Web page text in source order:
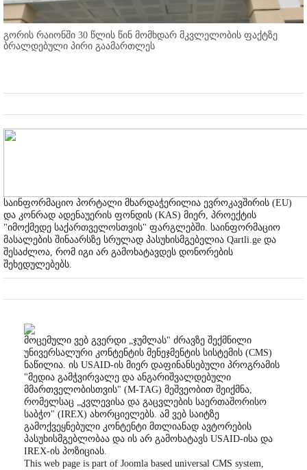
გორის რაიონში 30 წლის წინ მომხდარ მკვლელობის ფაქტზე
ბრალდებული პირი გაამართლეს
საინფორმაციო პორტალი მხარდაჭერილია ევროკავშირის (EU)
და კონრად ადენაუერის ფონდის (KAS) მიერ, პროექტის
"იმოქმედე საქართველოსთვის" ფარგლებში. საინფორმაციო
მასალების შინაარსზე სრულად პასუხისმგებელია Qartli.ge და
შესაძლოა, რომ იგი არ გამოხატავდეს დონორების
შეხედულებებს.
მოცემული ვებ გვერდი „ჯუმლას" ძრავზე შექმნილი
უნივერსალური კონტენტის მენეჯმენტის სისტემის (CMS)
ნაწილია. ის USAID-ის მიერ დაფინანსებული პროგრამის
"მედია გამჭვირვალე და ანგარიშვალდებული
მმართველობისთვის" (M-TAG) მეშვეობით შეიქმნა,
რომელსაც „კვლევისა და გაცვლების საერთაშორისო
საბჭო" (IREX) ახორციელებს. ამ ვებ საიტზე
გამოქვეყნებული კონტენტი მთლიანად ავტორების
პასუხისმგებლობაა და ის არ გამოხატავს USAID-ისა და
IREX-ის პოზიციას.
This web page is part of Joomla based universal CMS system,